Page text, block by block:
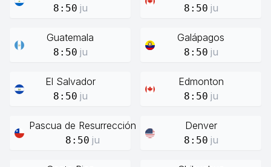
8:50 ju 8:50 ju
Guatemala
8:50 ju
Galápagos
8:50 ju
El Salvador
8:50 ju
Edmonton
8:50 ju
Pascua de Resurrección
8:50 ju
Denver
8:50 ju